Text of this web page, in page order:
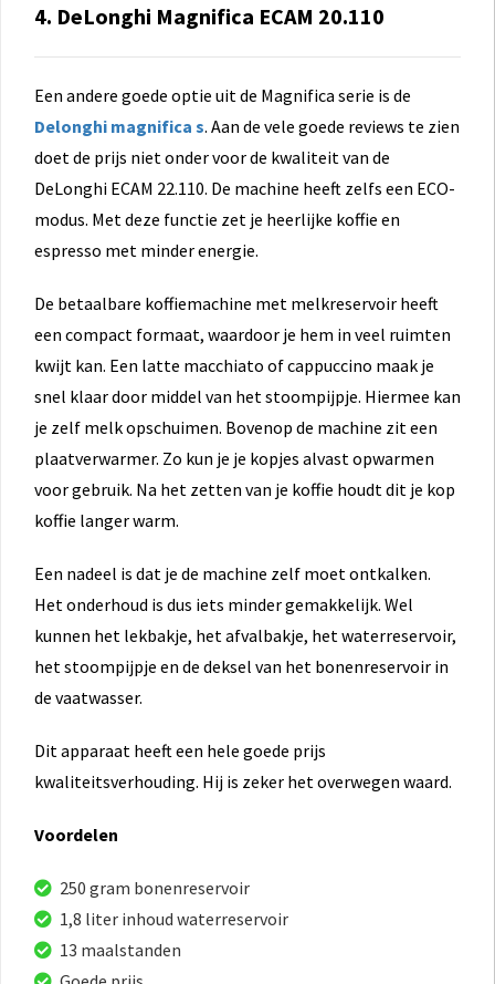
4. DeLonghi Magnifica ECAM 20.110
Een andere goede optie uit de Magnifica serie is de
Delonghi magnifica s. Aan de vele goede reviews te zien
doet de prijs niet onder voor de kwaliteit van de
DeLonghi ECAM 22.110. De machine heeft zelfs een ECO-
modus. Met deze functie zet je heerlijke koffie en
espresso met minder energie.
De betaalbare koffiemachine met melkreservoir heeft
een compact formaat, waardoor je hem in veel ruimten
kwijt kan. Een latte macchiato of cappuccino maak je
snel klaar door middel van het stoompijpje. Hiermee kan
je zelf melk opschuimen. Bovenop de machine zit een
plaatverwarmer. Zo kun je je kopjes alvast opwarmen
voor gebruik. Na het zetten van je koffie houdt dit je kop
koffie langer warm.
Een nadeel is dat je de machine zelf moet ontkalken.
Het onderhoud is dus iets minder gemakkelijk. Wel
kunnen het lekbakje, het afvalbakje, het waterreservoir,
het stoompijpje en de deksel van het bonenreservoir in
de vaatwasser.
Dit apparaat heeft een hele goede prijs
kwaliteitsverhouding. Hij is zeker het overwegen waard.
Voordelen
250 gram bonenreservoir
1,8 liter inhoud waterreservoir
13 maalstanden